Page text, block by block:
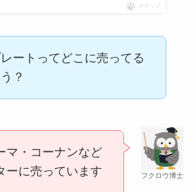
どこに売ってる？ドンキやセ
ポチップ
ートってどこに売ってる
？
フクロウ博士
マ・コーナンなど
ーに売っています